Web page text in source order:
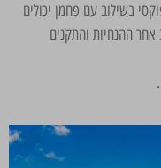
בשילוב עם פחמן יכולים
ההנחיות והתקנים